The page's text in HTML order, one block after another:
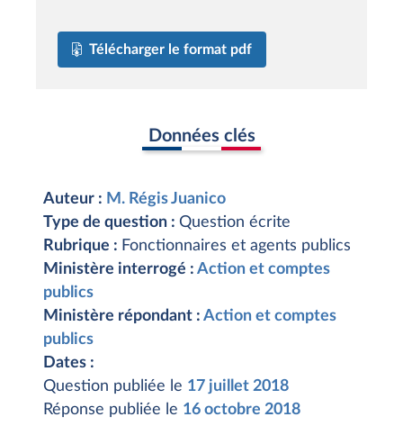
Télécharger le format pdf
Données clés
Auteur : M. Régis Juanico
Type de question : Question écrite
Rubrique : Fonctionnaires et agents publics
Ministère interrogé : Action et comptes
publics
Ministère répondant : Action et comptes
publics
Dates :
Question publiée le 17 juillet 2018
Réponse publiée le 16 octobre 2018